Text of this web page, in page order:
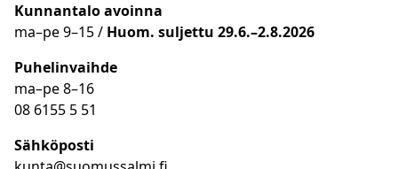
Kunnantalo avoinna
ma–pe 9–15 / Huom. suljettu 29.6.–2.8.2026
Puhelinvaihde
ma–pe 8–16
08 6155 5 51
Sähköposti